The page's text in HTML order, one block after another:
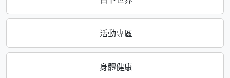
活動專區
身體健康